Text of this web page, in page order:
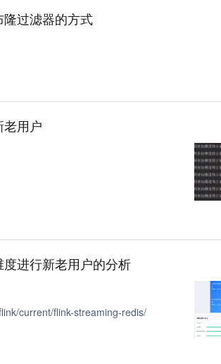
组 (1)
隆过滤器的方式
老用户
度进行新老用户的分析
current/flink-streaming-redis/